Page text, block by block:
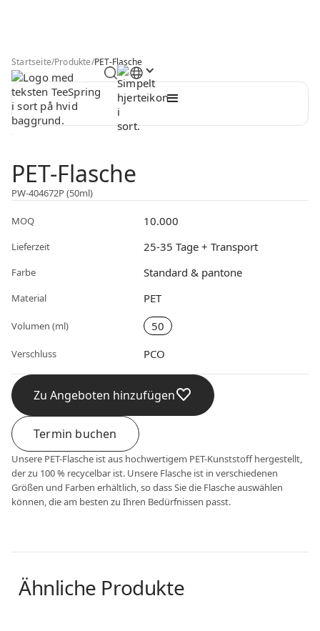
Startseite/Produkte/PET-Flasche
PET-Flasche
PW-404672P (50ml)
MOQ 10.000
Lieferzeit 25-35 Tage + Transport
Farbe Standard & pantone
Material PET
Volumen (ml) 50
Verschluss PCO
Zu Angeboten hinzufügen
Termin buchen
Unsere PET-Flasche ist aus hochwertigem PET-Kunststoff hergestellt,
der zu 100 % recycelbar ist. Unsere Flasche ist in verschiedenen
Größen und Farben erhältlich, so dass Sie die Flasche auswählen
können, die am besten zu Ihren Bedürfnissen passt.
Ähnliche Produkte